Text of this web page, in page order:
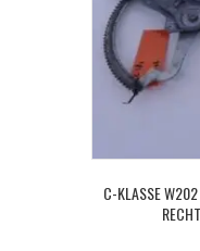
C-KLASSE W202